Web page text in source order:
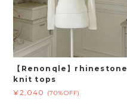
【Renonqle】rhinestone
knit tops
¥2,040
(70%OFF)